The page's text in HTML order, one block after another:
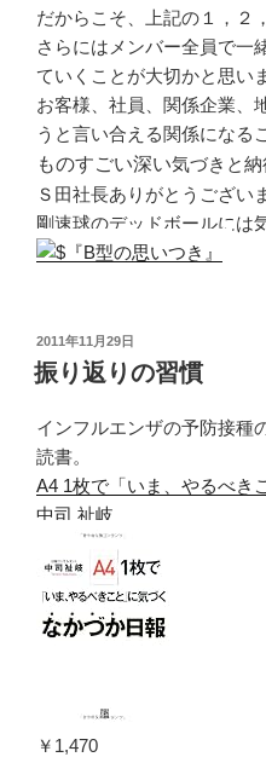
だからこそ、上記の１，２
さらにはメンバー全員で一
ていくことが大切かと思い
お客様、社員、関係企業、
うと言い合える関係になる
ものすごい深い気づきと納
Ｓ田社長ありがとうござい
剛速球のデッドボールには
投
稿
日:
2011年11月29日
振り返りの習慣
インフルエンザの予防接種
読書。
A4 1枚で「いま、やるべき
中司 祉岐
￥1,470